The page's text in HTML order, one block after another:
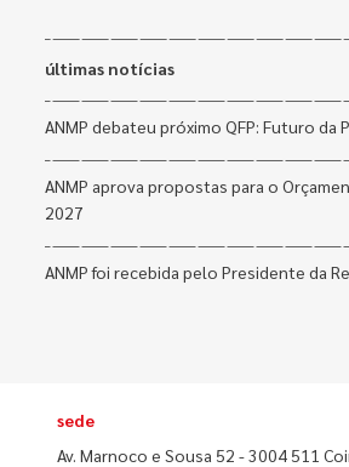
últimas notícias
ANMP debateu próximo QFP: Futuro da
ANMP aprova propostas para o
2027
ANMP foi recebida pelo Presidente da
sede
Av. Marnoco e Sousa 52 - 3004 511